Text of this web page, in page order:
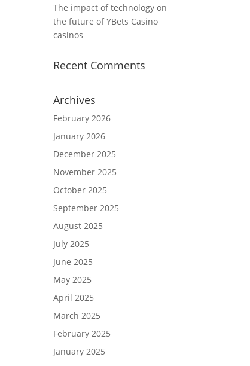
The impact of technology on
the future of YBets Casino
casinos
Recent Comments
Archives
February 2026
January 2026
December 2025
November 2025
October 2025
September 2025
August 2025
July 2025
June 2025
May 2025
April 2025
March 2025
February 2025
January 2025